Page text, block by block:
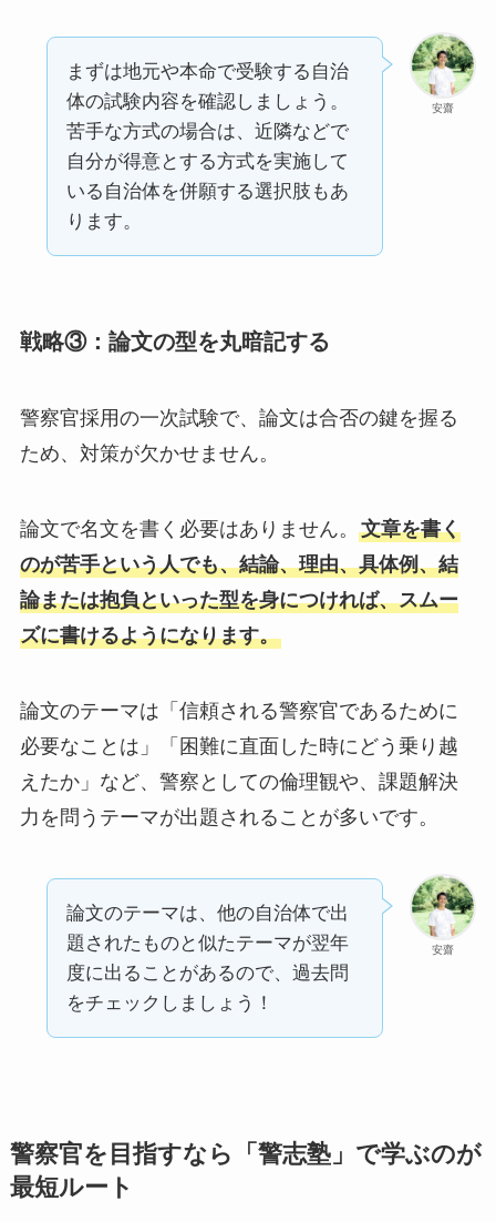
安齋
まずは地元や本命で受験する自治
体の試験内容を確認しましょう。
苦手な方式の場合は、近隣などで
自分が得意とする方式を実施して
いる自治体を併願する選択肢もあ
ります。
戦略③：論文の型を丸暗記する
警察官採用の一次試験で、論文は合否の鍵を握る
ため、対策が欠かせません。
論文で名文を書く必要はありません。 文章を書く
のが苦手という人でも、結論、理由、具体例、結
論または抱負といった型を身につければ、スムー
ズに書けるようになります。
論文のテーマは「信頼される警察官であるために
必要なことは」「困難に直面した時にどう乗り越
えたか」など、警察としての倫理観や、課題解決
力を問うテーマが出題されることが多いです。
安齋
論文のテーマは、他の自治体で出
題されたものと似たテーマが翌年
度に出ることがあるので、過去問
をチェックしましょう！
警察官を目指すなら「警志塾」で学ぶのが
最短ルート